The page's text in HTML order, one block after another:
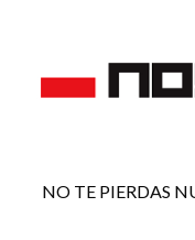
NO TE PIERDAS